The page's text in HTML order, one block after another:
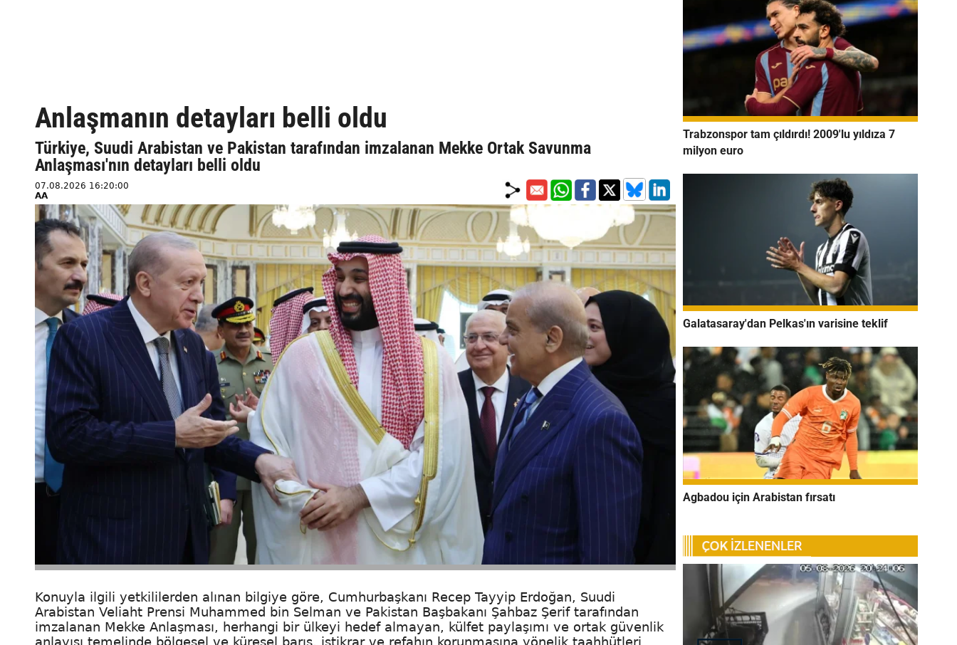
Anlaşmanın detayları belli oldu
Türkiye, Suudi Arabistan ve Pakistan tarafından imzalanan Mekke Ortak Savunma
Anlaşması'nın detayları belli oldu
07.08.2026 16:20:00
AA
Konuyla ilgili yetkililerden alınan bilgiye göre, Cumhurbaşkanı Recep Tayyip Erdoğan, Suudi
Arabistan Veliaht Prensi Muhammed bin Selman ve Pakistan Başbakanı Şahbaz Şerif tarafından
imzalanan Mekke Anlaşması, herhangi bir ülkeyi hedef almayan, külfet paylaşımı ve ortak güvenlik
anlayışı temelinde bölgesel ve küresel barış, istikrar ve refahın korunmasına yönelik taahhütleri
Trabzonspor tam çıldırdı! 2009'lu yıldıza 7
milyon euro
Galatasaray'dan Pelkas'ın varisine teklif
Agbadou için Arabistan fırsatı